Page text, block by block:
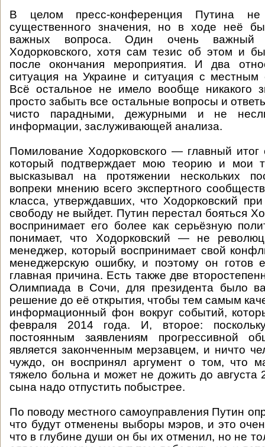
В целом пресс-конференция Путина не
существенного значения, но в ходе неё
важных вопроса. Один очень важный
Ходорковского, хотя сам тезис об этом и
после окончания мероприятия. И два
ситуация на Украине и ситуация с местным
Всё остальное не имело вообще никакого
просто забыть все остальные вопросы и
чисто парадными, дежурными и не
информации, заслуживающей анализа.
Помилование Ходорковского — главный итог
который подтверждает мою теорию и мои
высказывал на протяжении нескольких
вопреки мнению всего экспертного
класса, утверждавших, что Ходорковский
свободу не выйдет. Путин перестал бояться
воспринимает его более как серьёзную
понимает, что Ходорковский — не
менеджер, который воспринимает свой
менеджерскую ошибку, и поэтому он готов
главная причина. Есть также две
Олимпиада в Сочи, для президента было
решение до её открытия, чтобы тем самым
информационный фон вокруг событий,
февраля 2014 года. И, второе:
постоянным заявлениям прогрессивной
является законченным мерзавцем, и ничто
чуждо, он воспринял аргумент о том, что
тяжело больна и может не дожить до августа
сына надо отпустить побыстрее.
По поводу местного самоуправления Путин
что будут отменены выборы мэров, и это
что в глубине души он бы их отменил, но не